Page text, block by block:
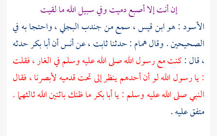
إن أنت إلا أصبع دميت وفي سبيل الله ما لقيت
الأسود : هو ابن قيس ،سمع منجندب البجلي ،واحتجا به في
الصحيحين . وقالهمام: حدثناثابت ،عنأنسأنأبا بكرحدثه
، قال :كنت مع رسول الله صلى الله عليه وسلم في الغار ، فقلت
: يا رسول الله لو أن أحدهم ينظر إلى تحت قدميه لأبصرنا ، فقال
النبي صلى الله عليه وسلم : ياأبا بكرما ظنك باثنين الله ثالثهما .
متفق عليه .